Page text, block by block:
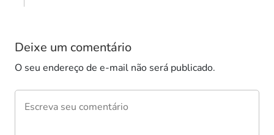
Deixe um comentário
O seu endereço de e-mail não será publicado.